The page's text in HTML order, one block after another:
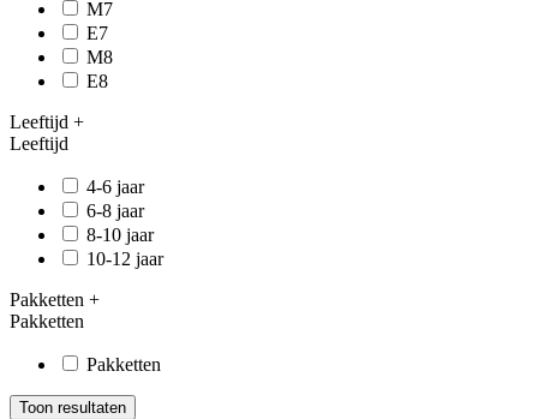
M7
E7
M8
E8
Leeftijd +
Leeftijd
4-6 jaar
6-8 jaar
8-10 jaar
10-12 jaar
Pakketten +
Pakketten
Pakketten
Toon resultaten